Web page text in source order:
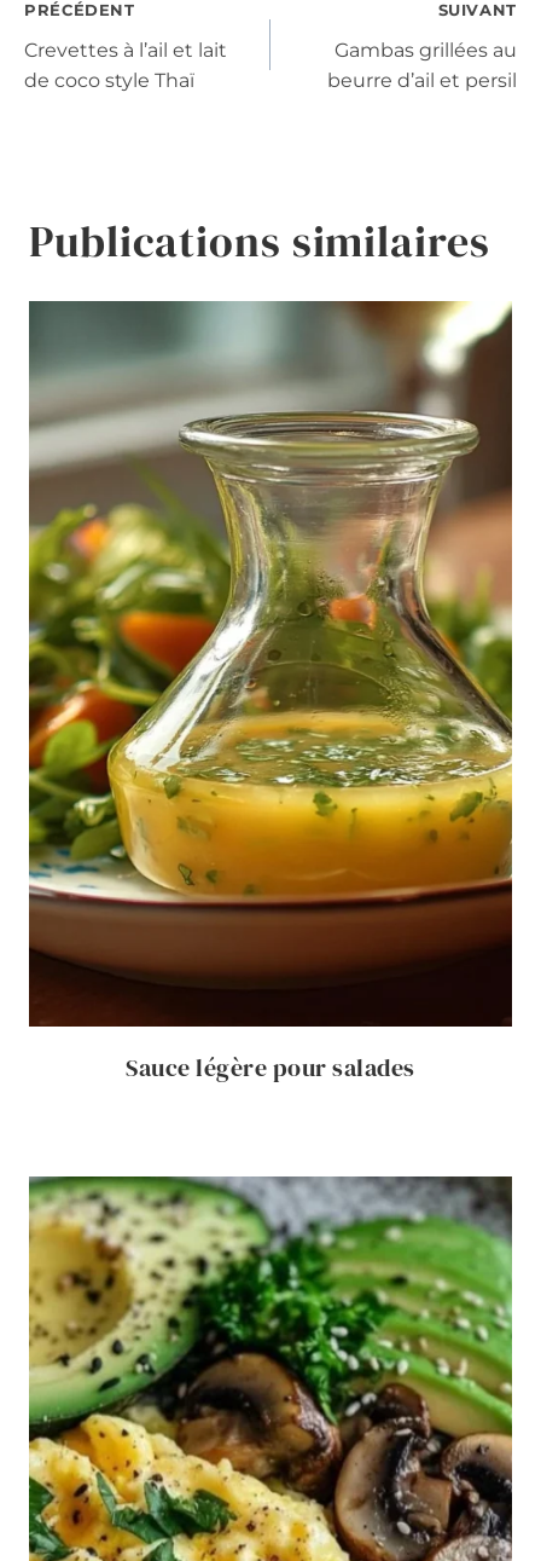
Navigation
de
PRÉCÉDENT
Crevettes à l’ail et lait
de coco style Thaï
SUIVANT
Gambas grillées au
beurre d’ail et persil
Publications similaires
Sauce légère pour salades